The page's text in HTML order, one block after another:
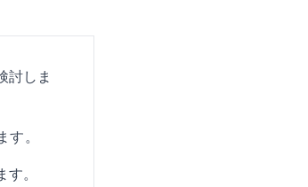
討しま
。
。